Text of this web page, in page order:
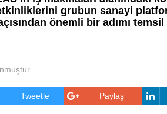
grubun sanayi
önemli bir adımı
Tweetle Paylaş